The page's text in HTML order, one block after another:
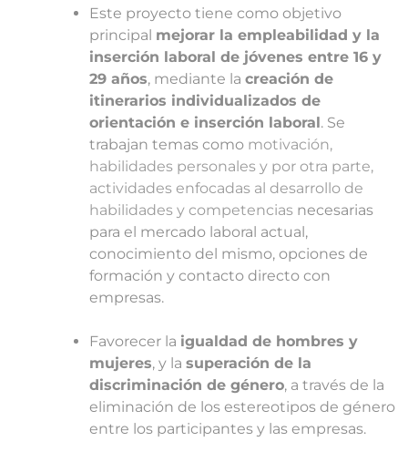
Este proyecto tiene como objetivo
principal mejorar la empleabilidad y la
inserción laboral de jóvenes entre 16 y
29 años, mediante la creación de
itinerarios individualizados de
orientación e inserción laboral. Se
trabajan temas como motivación,
habilidades personales y por otra parte,
actividades enfocadas al desarrollo de
habilidades y competencias necesarias
para el mercado laboral actual,
conocimiento del mismo, opciones de
formación y contacto directo con
empresas.
Favorecer la igualdad de hombres y
mujeres, y la superación de la
discriminación de género, a través de la
eliminación de los estereotipos de género
entre los participantes y las empresas.